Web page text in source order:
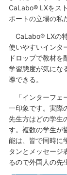
CaLabo® LXをス
ポートの立場の私
CaLabo® LXの
使いやすいインタ
ドロップで教材を
学習態度が気にな
導できる。
「インターフェ
一印象です。実際
先生方はどの学生
す。複数の学生が
能は、皆で同時に
タンとメッセージ
るので外国人の先